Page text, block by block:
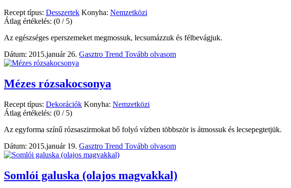
Recept típus: Desszertek Konyha: Nemzetközi
Átlag értékelés: (0 / 5)
Az egészséges eperszemeket megmossuk, lecsumázzuk és félbevágjuk.
Dátum: 2015.január 26. Gasztro Trend Tovább olvasom
Mézes rózsakocsonya
Recept típus: Dekorációk Konyha: Nemzetközi
Átlag értékelés: (0 / 5)
Az egyforma színű rózsaszirmokat bő folyó vízben többször is átmossuk és lecsepegtetjük.
Dátum: 2015.január 19. Gasztro Trend Tovább olvasom
Somlói galuska (olajos magvakkal)